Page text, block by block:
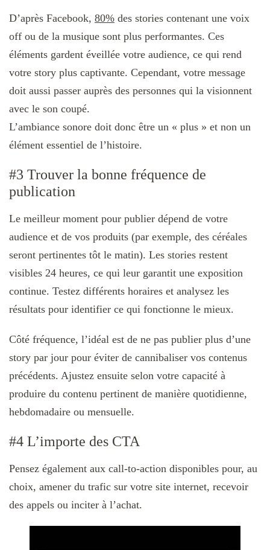
D’après Facebook, 80% des stories contenant une voix
off ou de la musique sont plus performantes. Ces
éléments gardent éveillée votre audience, ce qui rend
votre story plus captivante. Cependant, votre message
doit aussi passer auprès des personnes qui la visionnent
avec le son coupé.
L’ambiance sonore doit donc être un « plus » et non un
élément essentiel de l’histoire.
#3 Trouver la bonne fréquence de
publication
Le meilleur moment pour publier dépend de votre
audience et de vos produits (par exemple, des céréales
seront pertinentes tôt le matin). Les stories restent
visibles 24 heures, ce qui leur garantit une exposition
continue. Testez différents horaires et analysez les
résultats pour identifier ce qui fonctionne le mieux.
Côté fréquence, l’idéal est de ne pas publier plus d’une
story par jour pour éviter de cannibaliser vos contenus
précédents. Ajustez ensuite selon votre capacité à
produire du contenu pertinent de manière quotidienne,
hebdomadaire ou mensuelle.
#4 L’importe des CTA
Pensez également aux call-to-action disponibles pour, au
choix, amener du trafic sur votre site internet, recevoir
des appels ou inciter à l’achat.